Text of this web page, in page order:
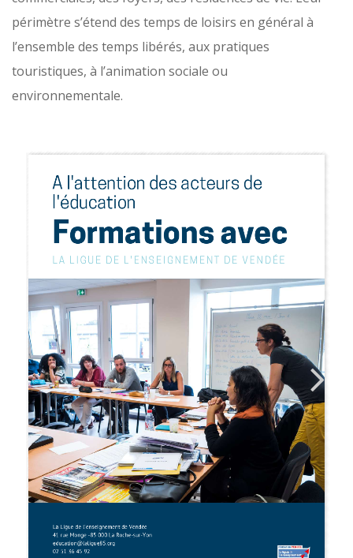
périmètre s’étend des temps de loisirs en général à
l’ensemble des temps libérés, aux pratiques
touristiques, à l’animation sociale ou
environnementale.